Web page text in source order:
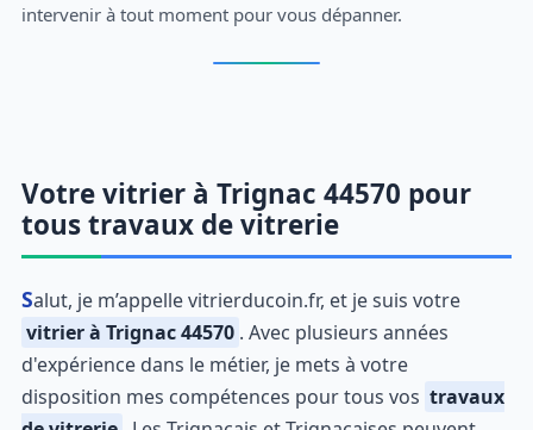
intervenir à tout moment pour vous dépanner.
Votre vitrier à Trignac 44570 pour
tous travaux de vitrerie
Salut, je m’appelle vitrierducoin.fr, et je suis votre
vitrier à Trignac 44570 . Avec plusieurs années
d'expérience dans le métier, je mets à votre
disposition mes compétences pour tous vos travaux